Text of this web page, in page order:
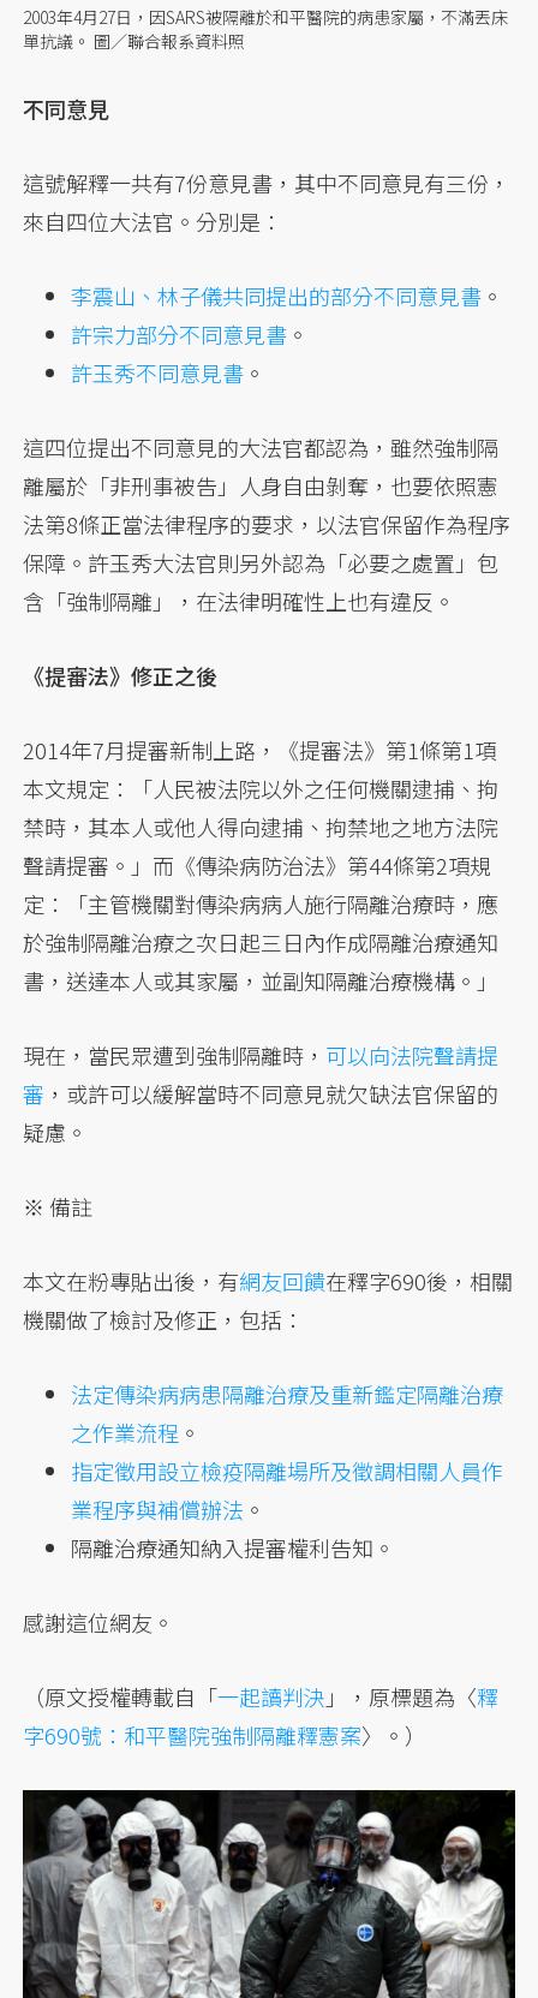
2003年4月27日，因SARS被隔離於和平醫院的病患家屬，不滿丟床
單抗議。 圖／聯合報系資料照
不同意見
這號解釋一共有7份意見書，其中不同意見有三份，
來自四位大法官。分別是：
李震山、林子儀共同提出的部分不同意見書 。
許宗力部分不同意見書 。
許玉秀不同意見書 。
這四位提出不同意見的大法官都認為，雖然強制隔
離屬於「非刑事被告」人身自由剝奪，也要依照憲
法第8條正當法律程序的要求，以法官保留作為程序
保障。許玉秀大法官則另外認為「必要之處置」包
含「強制隔離」，在法律明確性上也有違反。
《提審法》修正之後
2014年7月提審新制上路，《提審法》第1條第1項
本文規定：「人民被法院以外之任何機關逮捕、拘
禁時，其本人或他人得向逮捕、拘禁地之地方法院
聲請提審。」而《傳染病防治法》第44條第2項規
定：「主管機關對傳染病病人施行隔離治療時，應
於強制隔離治療之次日起三日內作成隔離治療通知
書，送達本人或其家屬，並副知隔離治療機構。」
現在，當民眾遭到強制隔離時， 可以向法院聲請提
審 ，或許可以緩解當時不同意見就欠缺法官保留的
疑慮。
※ 備註
本文在粉專貼出後，有網友回饋在釋字690後，相關
機關做了檢討及修正，包括：
法定傳染病病患隔離治療及重新鑑定隔離治療
之作業流程 。
指定徵用設立檢疫隔離場所及徵調相關人員作
業程序與補償辦法 。
隔離治療通知納入提審權利告知。
感謝這位網友。
（原文授權轉載自「一起讀判決 」，原標題為〈釋
字690號：和平醫院強制隔離釋憲案〉。）